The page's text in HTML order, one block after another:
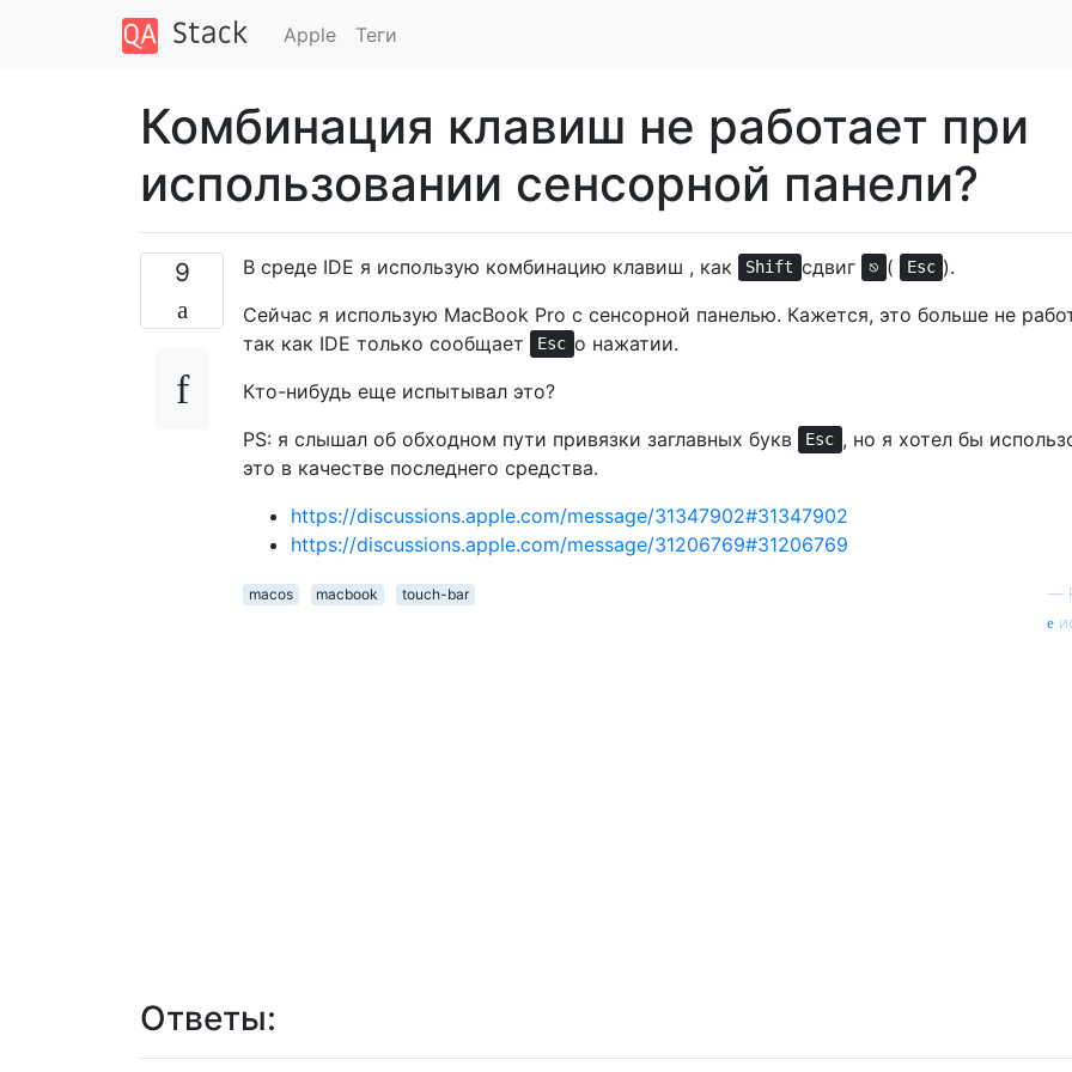
Apple Теги
Комбинация клавиш не работает при
использовании сенсорной панели?
9 В среде IDE я использую комбинацию клавиш , как Shift сдвиг ⎋ ( Esc ).
Сейчас я использую MacBook Pro с сенсорной панелью. Кажется, это больше не
так как IDE только сообщает
Esc о нажатии.
Кто-нибудь еще испытывал это?
PS: я слышал об обходном пути привязки заглавных букв
Esc , но я хотел бы
это в качестве последнего средства.
https://discussions.apple.com/message/31347902#31347902
https://discussions.apple.com/message/31206769#31206769
macos macbook touch-bar —
Ответы: